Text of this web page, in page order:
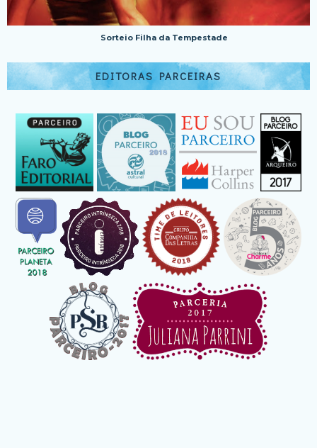
Sorteio Filha da Tempestade
EDITORAS PARCEIRAS